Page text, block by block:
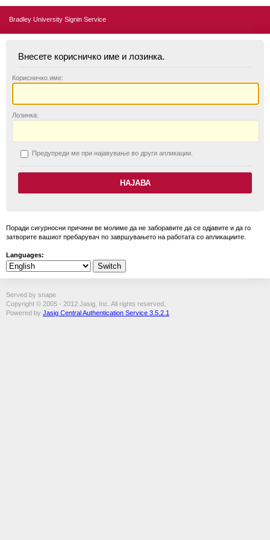
Bradley University Signin Service
Внесете корисничко име и лозинка.
Корисничко име:
Лозинка:
Предупреди ме при најавување во други апликации.
Поради сигурносни причини ве молиме да не заборавите да се одјавите и да го
затворите вашиот пребарувач по завршувањето на работата со апликациите.
Languages:
Served by snape
Copyright © 2005 - 2012 Jasig, Inc. All rights reserved.
Powered by Jasig Central Authentication Service 3.5.2.1